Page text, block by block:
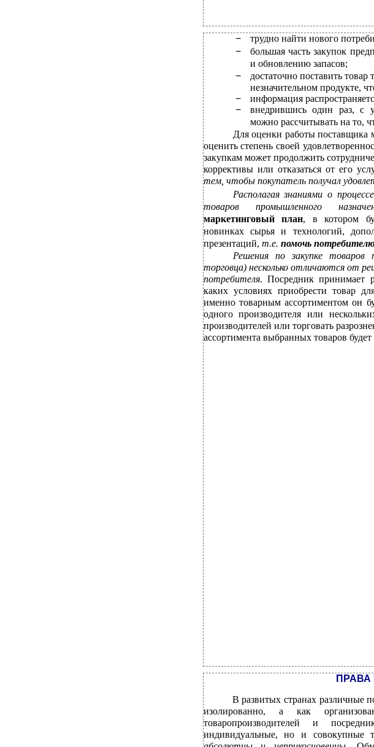
−
трудно найти нового
−
большая часть закупок
и обновлению запасов;
−
достаточно поставить товар
незначительном продукте,
−
информация
−
внедрившись один раз, с
можно рассчитывать на то,
Для оценки работы поставщика
оценить степень своей
закупкам может продолжить
коррективы или отказаться от его
тем, чтобы покупатель получал
Располагая знаниями о
товаров промышленного
маркетинговый план, в котором
новинках сырья и технологий,
презентаций, т.е. помочь потребителю
Решения по закупке товаров
торговца) несколько отличаются от
потребителя. Посредник принимает
каких условиях приобрести товар
именно товарным ассортиментом он
одного производителя или
производителей или торговать
ассортимента выбранных товаров будет
ПРАВА
В развитых странах различные
изолированно, а как
товаропроизводителей и
индивидуальные, но и совокупные